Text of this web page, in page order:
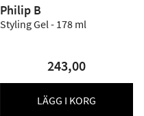
Philip B
Styling Gel - 178 ml
243,00
LÄGG I KORG